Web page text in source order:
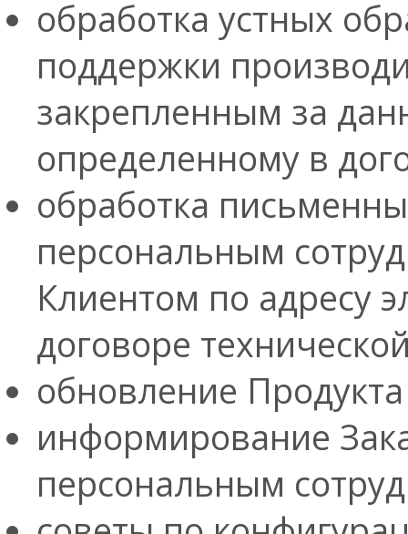
обработка устных
поддержки
закрепленным за
определенному в
обработка
персональным
Клиентом по адресу
договоре
обновление
информирование
персональным